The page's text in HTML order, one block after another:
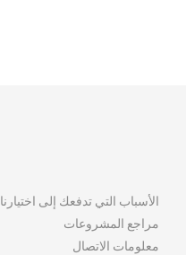
الأسباب التي تدفعك إلى اختيارنا
مراجع المشروعات
معلومات الاتصال